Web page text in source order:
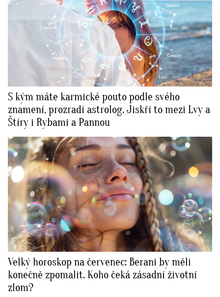
S kým máte karmické pouto podle svého
znamení, prozradí astrolog. Jiskří to mezi Lvy a
Štíry i Rybami a Pannou
Velký horoskop na červenec: Berani by měli
konečně zpomalit. Koho čeká zásadní životní
zlom?